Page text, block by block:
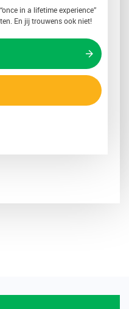
in a lifetime experience”
En jij trouwens ook niet!